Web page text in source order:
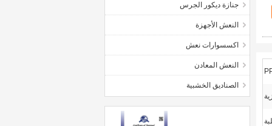
جنازة ديكور الجرس
النعش الأجهزة
اكسسوارات نعش
النعش المعادن
الصناديق الخشبية